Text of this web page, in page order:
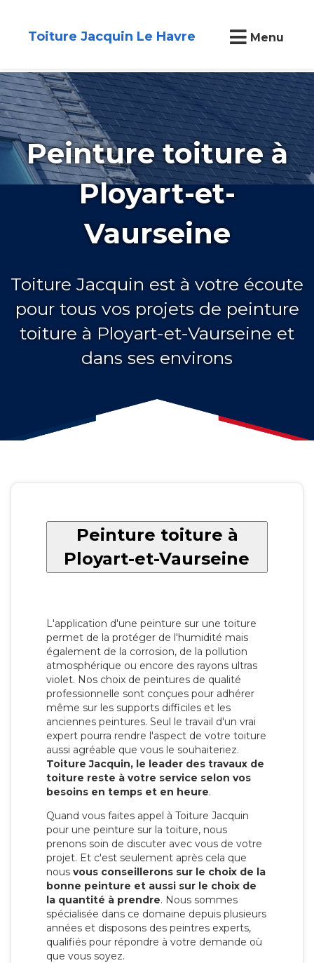
Toiture Jacquin Le Havre Menu
Peinture toiture à
Ployart-et-
Vaurseine
Toiture Jacquin est à votre écoute
pour tous vos projets de peinture
toiture à Ployart-et-Vaurseine et
dans ses environs
Peinture toiture à
Ployart-et-Vaurseine
L'application d'une peinture sur une toiture
permet de la protéger de l'humidité mais
également de la corrosion, de la pollution
atmosphérique ou encore des rayons ultras
violet. Nos choix de peintures de qualité
professionnelle sont conçues pour adhérer
même sur les supports difficiles et les
anciennes peintures. Seul le travail d'un vrai
expert pourra rendre l'aspect de votre toiture
aussi agréable que vous le souhaiteriez.
Toiture Jacquin, le leader des travaux de
toiture reste à votre service selon vos
besoins en temps et en heure.
Quand vous faites appel à Toiture Jacquin
pour une peinture sur la toiture, nous
prenons soin de discuter avec vous de votre
projet. Et c'est seulement après cela que
nous vous conseillerons sur le choix de la
bonne peinture et aussi sur le choix de
la quantité à prendre. Nous sommes
spécialisée dans ce domaine depuis plusieurs
années et disposons des peintres experts,
qualifiés pour répondre à votre demande où
que vous soyez.